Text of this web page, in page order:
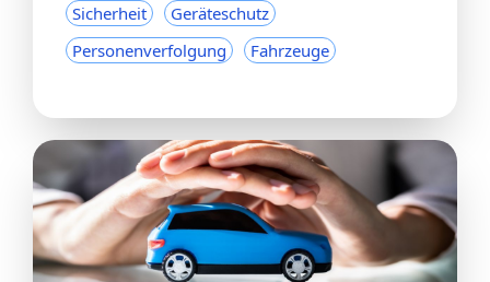
Sicherheit
Geräteschutz
Personenverfolgung
Fahrzeuge